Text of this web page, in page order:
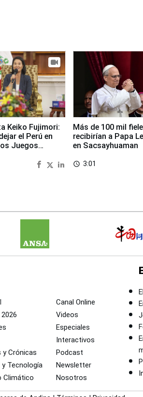
Keiko Fujimori:
el Perú en
Juegos
Más de 100 mil
recibirían a Papa
en Sacsayhuaman
access_time 3:01
y Crónicas
y Tecnología
Climático
Canal Online
Videos
Especiales
Interactivos
Podcast
Newsletter
Nosotros